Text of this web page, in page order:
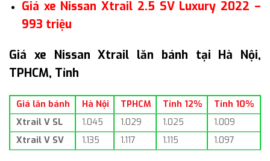
Giá xe Nissan Xtrail 2.5 SV Luxury 2022 –
993 triệu
Giá xe Nissan Xtrail lăn bánh tại Hà Nội,
TPHCM, Tỉnh
Giá lăn bánh Hà Nội TPHCM Tỉnh 12%
Tỉnh 10%
Xtrail V SL
1.045 1.029 1.025
1.009
Xtrail V SV
1.135 1.117 1.115 1.097